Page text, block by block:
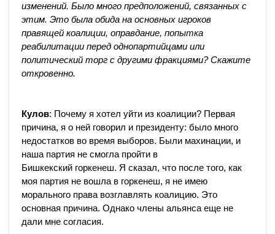
изменений. Было много предположений, связанных с
этим. Это была обида на основных игроков
правящей коалиции, оправдание, попытка
реабилитации перед однопартийцами или
политический торг с другими фракциями? Скажите
откровенно.
Кулов: Почему я хотел уйти из коалиции? Первая
причина, я о ней говорил и президенту: было много
недостатков во время выборов. Были махинации, и
наша партия не смогла пройти в
Бишкекский горкенеш. Я сказал, что после того, как
моя партия не вошла в горкенеш, я не имею
морального права возглавлять коалицию. Это
основная причина. Однако члены альянса еще не
дали мне согласия.